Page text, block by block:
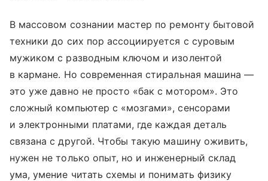
В массовом сознании мастер по ремонту бытовой
техники до сих пор ассоциируется с суровым
мужиком с разводным ключом и изолентой
в кармане. Но современная стиральная машина —
это уже давно не прос­то «бак с мотором». Это
сложный компьютер с «мозгами», сенсорами
и электронными платами, где каждая деталь
связана с другой. Чтобы такую машину оживить,
нужен не только опыт, но и инженерный склад
ума, умение читать схемы и понимать физику